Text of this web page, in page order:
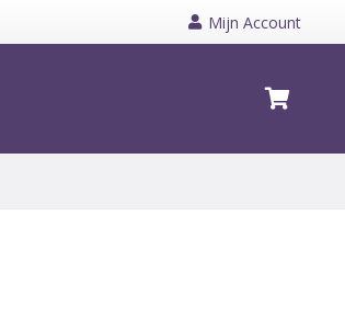
Mijn Account